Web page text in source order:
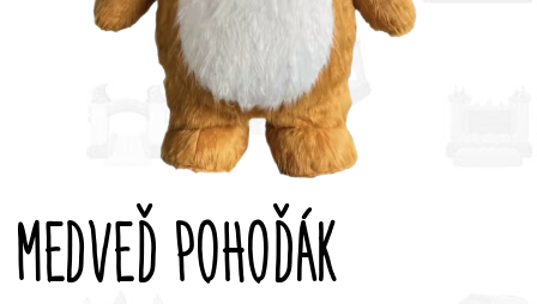
MEDVEĎ POHOĎÁK